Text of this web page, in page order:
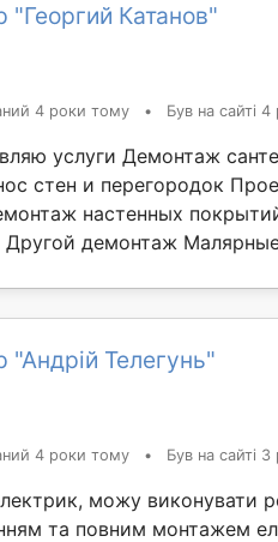
"Георгий Катанов"
4 роки тому • Був на сайті
услуги Демонтаж
стен и перегородок
настенных
Другой демонтаж
"Андрій Телегунь"
4 роки тому • Був на сайті
можу виконувати
та повним монтажем